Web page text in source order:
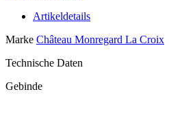
Artikeldetails
Marke Château Monregard La Croix
Technische Daten
Gebinde